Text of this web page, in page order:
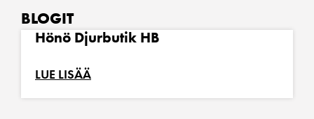
BLOGIT
Hönö Djurbutik HB
LUE LISÄÄ